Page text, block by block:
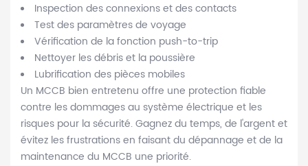
Inspection des connexions et des contacts
Test des paramètres de voyage
Vérification de la fonction push-to-trip
Nettoyer les débris et la poussière
Lubrification des pièces mobiles
Un MCCB bien entretenu offre une protection fiable
contre les dommages au système électrique et les
risques pour la sécurité. Gagnez du temps, de l'argent et
évitez les frustrations en faisant du dépannage et de la
maintenance du MCCB une priorité.